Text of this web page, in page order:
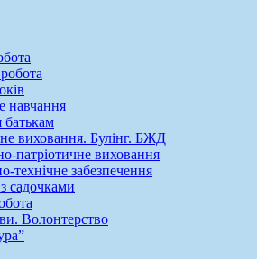
навчання
батькам
виховання. Булінг. БЖД
патріотичне виховання
технічне забезпечення
садочками
Волонтерство